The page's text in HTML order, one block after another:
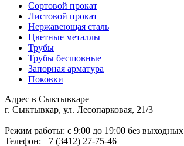
Сортовой прокат
Листовой прокат
Нержавеющая сталь
Цветные металлы
Трубы
Трубы бесшовные
Запорная арматура
Поковки
Адрес в Сыктывкаре
г. Сыктывкар, ул. Лесопарковая, 21/3
Режим работы: c 9:00 до 19:00 без выходных
Телефон: +7 (3412) 27-75-46